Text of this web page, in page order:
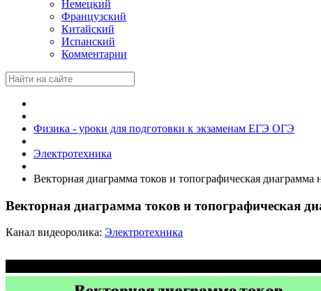
Немецкий
Французский
Китайский
Испанский
Комментарии
Физика - уроки для подготовки к экзаменам ЕГЭ ОГЭ
Электротехника
Векторная диаграмма токов и топографическая диаграмма
Векторная диаграмма токов и топографическая
Канал видеоролика: Электротехника